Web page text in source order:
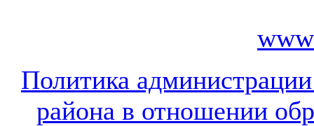
Политика
района в отношении